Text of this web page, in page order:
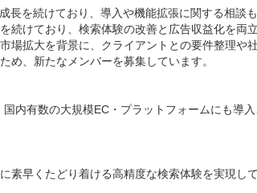
長を続けており、導入や機能拡張に関する相談も
続けており、検索体験の改善と広告収益化を両
場拡大を背景に、クライアントとの要件整理や
め、新たなメンバーを募集しています。
内有数の大規模EC・プラットフォームにも導
素早くたどり着ける高精度な検索体験を実現して